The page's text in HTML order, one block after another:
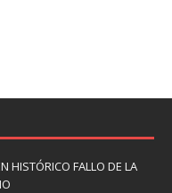
HISTÓRICO FALLO DE LA